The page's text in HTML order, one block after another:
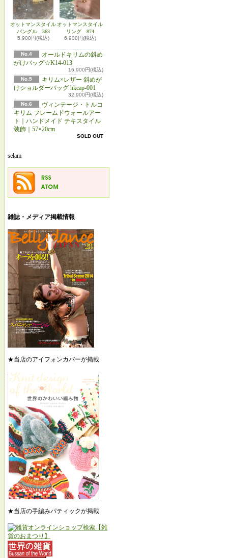
オットマンスタイル
バングル 363
5,900円(税込)
オットマンスタイル
リング 874
6,900円(税込)
No.4
オールドキリムの斜め
がけバッグ☆K14-013
16,900円(税込)
No.5
キリム×レザー 斜めが
けショルダーバッグ hkcap-001
32,900円(税込)
No.6
ヴィンテージ・トルコ
キリム フレームドウォールアー
ト｜ハンドメイド テキスタイル
装飾｜57×20cm
SOLD OUT
selam
雑誌・メディア掲載情報
★当店のアイフォンカバーが掲載
★当店の手編みパティックが掲載